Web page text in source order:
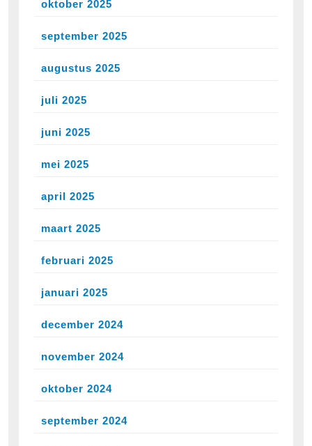
oktober 2025
september 2025
augustus 2025
juli 2025
juni 2025
mei 2025
april 2025
maart 2025
februari 2025
januari 2025
december 2024
november 2024
oktober 2024
september 2024